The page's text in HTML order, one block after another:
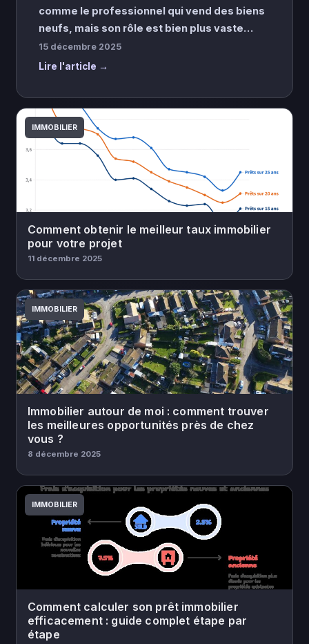
comme le professionnel qui vend des biens
neufs, mais son rôle est bien plus vaste…
15 décembre 2025
Lire l'article →
IMMOBILIER
Comment obtenir le meilleur taux immobilier
pour votre projet
11 décembre 2025
IMMOBILIER
Immobilier autour de moi : comment trouver
les meilleures opportunités près de chez
vous ?
8 décembre 2025
IMMOBILIER
Comment calculer son prêt immobilier
efficacement : guide complet étape par
étape